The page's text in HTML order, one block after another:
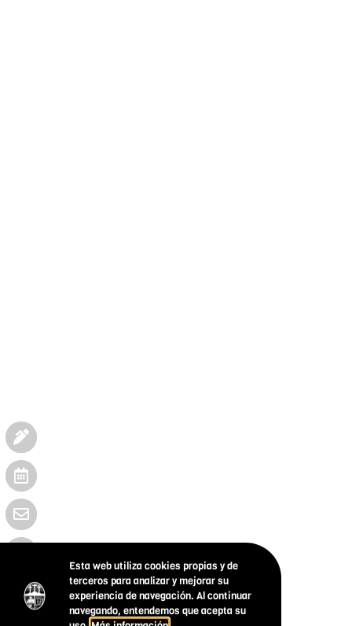
Esta web utiliza cookies propias y de
terceros para analizar y mejorar su
experiencia de navegación. Al continuar
navegando, entendemos que acepta su